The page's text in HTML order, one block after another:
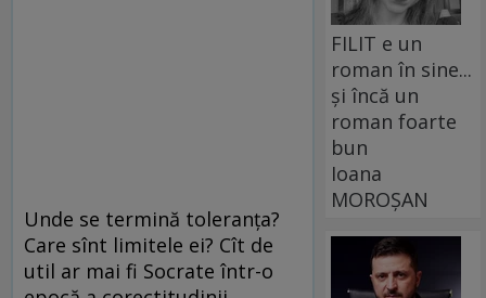
Unde se termină toleranța?
Care sînt limitele ei? Cît de
util ar mai fi Socrate într-o
FILIT e un
roman în sine...
și încă un
roman foarte
bun
Ioana
MOROȘAN